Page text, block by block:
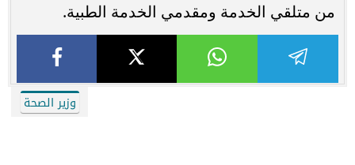
من متلقي الخدمة ومقدمي الخدمة الطبية.
وزير الصحة